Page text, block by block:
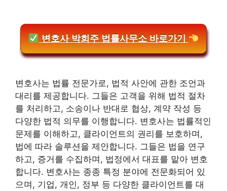
변호사 박희주 법률사무소 바로가기
변호사는 법률 전문가로, 법적 사안에 관한 조언과
대리를 제공합니다. 그들은 고객을 위해 법적 절차
를 처리하고, 소송이나 반대로 협상, 계약 작성 등
다양한 법적 의무를 이행합니다. 변호사는 법률적인
문제를 이해하고, 클라이언트의 권리를 보호하며,
법에 따라 솔루션을 제안합니다. 그들은 법을 연구
하고, 증거를 수집하며, 법정에서 대표를 맡아 변호
합니다. 변호사는 종종 특정 분야에 전문화되어 있
으며, 기업, 개인, 정부 등 다양한 클라이언트를 대